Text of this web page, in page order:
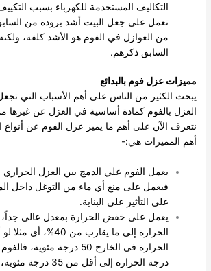
التكاليف المستخدمة للكهرباء بسبب
تعمل على جعل البيت أشد برودة من
من العوازل في الفوم هو الأشد كلفة،
السابق ذكرهم.
مميزات عزل فوم بالبدائع
يبحث الكثير من الناس على أهم الأسباب التي
العزل بالفوم كمادة أساسية في العزل عن غيرها
نتعرف الآن على أهم ما يميز عزل الفوم عن أنواع
أهم المميزات هي:-
يعمل الفوم علي الدمج بين العزل الحراري
فيعمل على منع أي ماء من التوغل داخل
على التأثير على البناية.
يعمل على خفض الحرارة بمعدل عالي
الحرارة إلى ما يقارب من
الحرارة في الخارج 50 درجة
درجة الحرارة إلى أقل من 35 درجة مئوية، أي بمعدل كبير جداً.